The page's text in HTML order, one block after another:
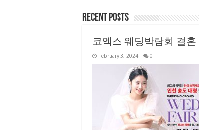
Recent Posts
코엑스 웨딩박람회 결
February 3, 2024 0